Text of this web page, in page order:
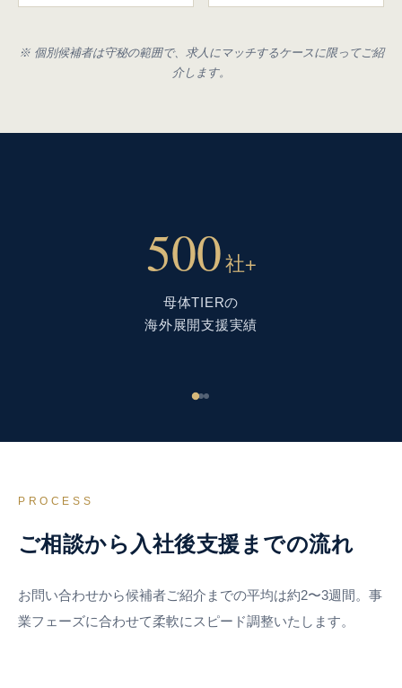
※ 個別候補者は守秘の範囲で、求人にマッチするケースに限ってご紹
介します。
500社+
母体TIERの
海外展開支援実績
PROCESS
ご相談から入社後支援までの流れ
お問い合わせから候補者ご紹介までの平均は約2〜3週間。事
業フェーズに合わせて柔軟にスピード調整いたします。